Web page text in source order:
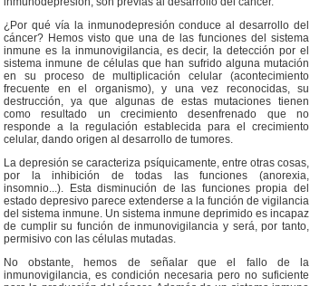
¿Por qué vía la inmunodepresión conduce al desarrollo del
cáncer? Hemos visto que una de las funciones del sistema
inmune es la inmunovigilancia, es decir, la detección por el
sistema inmune de células que han sufrido alguna mutación
en su proceso de multiplicación celular (acontecimiento
frecuente en el organismo), y una vez reconocidas, su
destrucción, ya que algunas de estas mutaciones tienen
como resultado un crecimiento desenfrenado que no
responde a la regulación establecida para el crecimiento
celular, dando origen al desarrollo de tumores.
La depresión se caracteriza psíquicamente, entre otras cosas,
por la inhibición de todas las funciones (anorexia,
insomnio...). Esta disminución de las funciones propia del
estado depresivo parece extenderse a la función de vigilancia
del sistema inmune. Un sistema inmune deprimido es incapaz
de cumplir su función de inmunovigilancia y será, por tanto,
permisivo con las células mutadas.
No obstante, hemos de señalar que el fallo de la
inmunovigilancia, es condición necesaria pero no suficiente